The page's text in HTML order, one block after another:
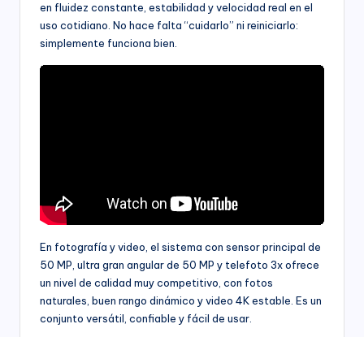
en fluidez constante, estabilidad y velocidad real en el
uso cotidiano. No hace falta “cuidarlo” ni reiniciarlo:
simplemente funciona bien.
En fotografía y video, el sistema con sensor principal de
50 MP, ultra gran angular de 50 MP y telefoto 3x ofrece
un nivel de calidad muy competitivo, con fotos
naturales, buen rango dinámico y video 4K estable. Es un
conjunto versátil, confiable y fácil de usar.